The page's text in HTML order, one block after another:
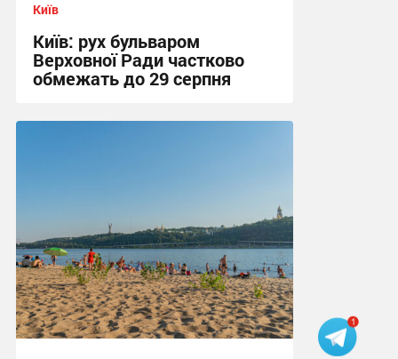
Київ
Київ: рух бульваром
Верховної Ради частково
обмежать до 29 серпня